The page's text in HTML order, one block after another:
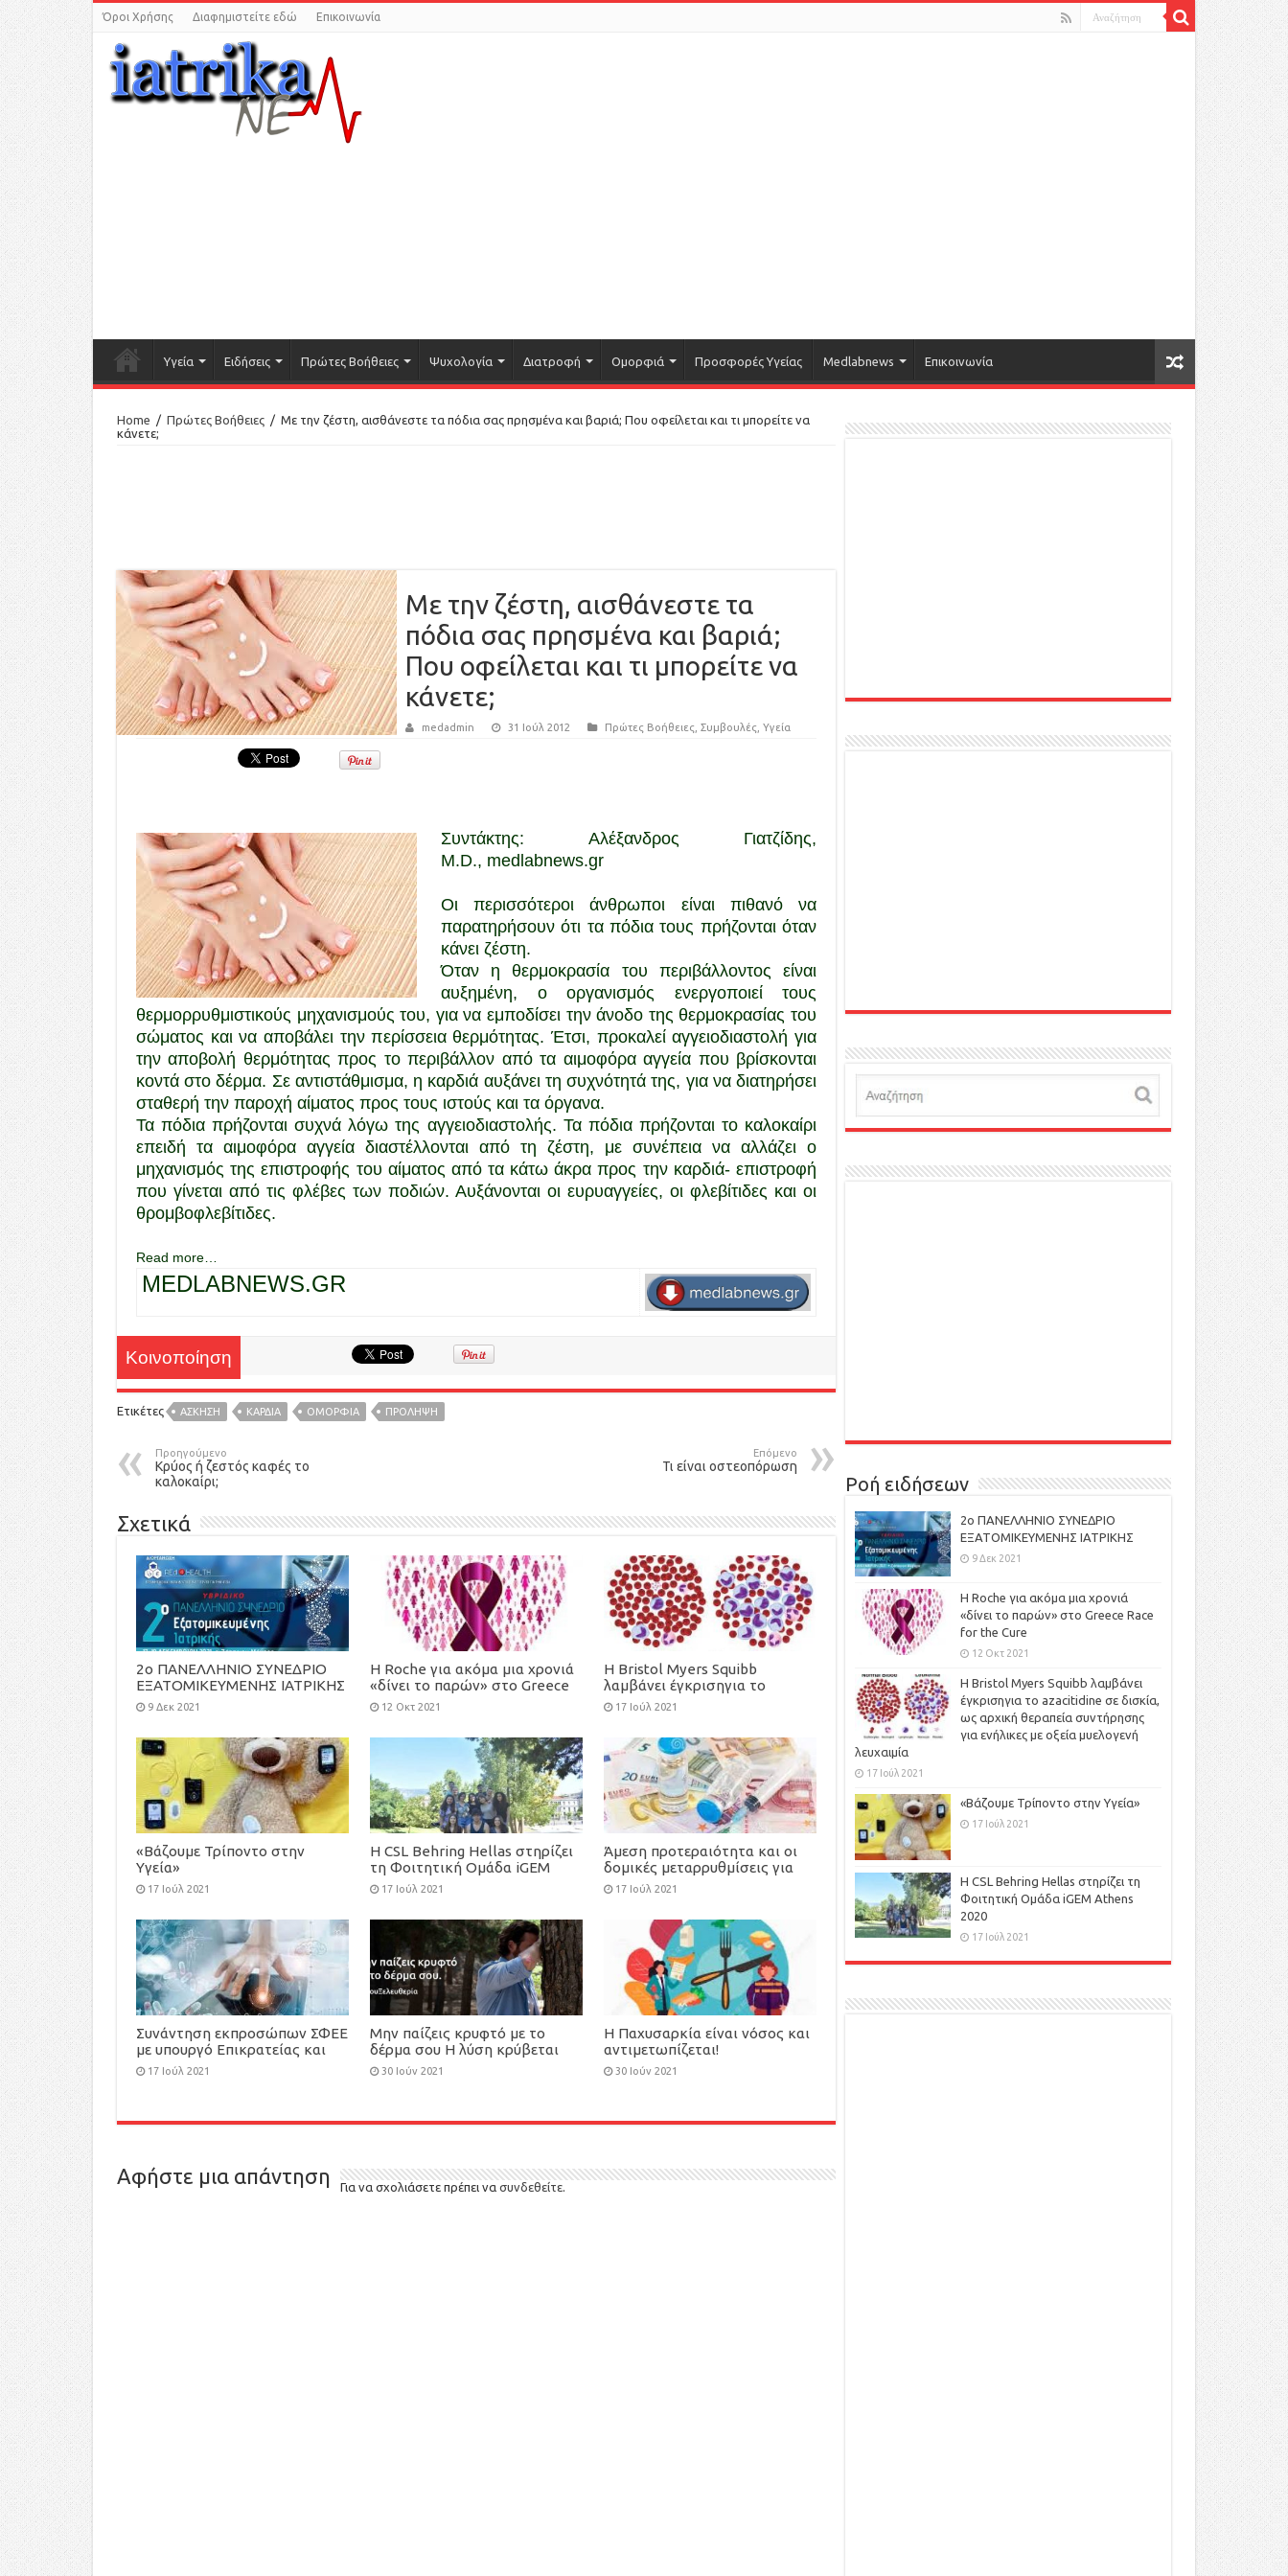
Όροι Χρήσης Διαφημιστείτε εδώ Επικοινωνία
Υγεία Ειδήσεις Πρώτες Βοήθειες Ψυχολογία Διατροφή Ομορφιά Προσφορές Υγείας Medlabnews Επικοινωνία
Home / Πρώτες Βοήθειες / Με την ζέστη, αισθάνεστε τα πόδια σας πρησμένα και βαριά; Που οφείλεται και τι μπορείτε να
κάνετε;
Με την ζέστη, αισθάνεστε τα
πόδια σας πρησμένα και βαριά;
Που οφείλεται και τι μπορείτε να
κάνετε;
medadmin 31 Ιούλ 2012 Πρώτες Βοήθειες Συμβουλές Υγεία
Συντάκτης: Aλέξανδρος Γιατζίδης,
M.D., medlabnews.gr
Οι περισσότεροι άνθρωποι είναι πιθανό να
παρατηρήσουν ότι τα πόδια τους πρήζονται όταν
κάνει ζέστη.
Όταν η θερμοκρασία του περιβάλλοντος είναι
αυξημένη, ο οργανισμός ενεργοποιεί τους
θερμορρυθμιστικούς μηχανισμούς του, για να εμποδίσει την άνοδο της θερμοκρασίας του
σώματος και να αποβάλει την περίσσεια θερμότητας. Έτσι, προκαλεί αγγειοδιαστολή για
την αποβολή θερμότητας προς το περιβάλλον από τα αιμοφόρα αγγεία που βρίσκονται
κοντά στο δέρμα. Σε αντιστάθμισμα, η καρδιά αυξάνει τη συχνότητά της, για να διατηρήσει
σταθερή την παροχή αίματος προς τους ιστούς και τα όργανα.
Τα πόδια πρήζονται συχνά λόγω της αγγειοδιαστολής. Τα πόδια πρήζονται το καλοκαίρι
επειδή τα αιμοφόρα αγγεία διαστέλλονται από τη ζέστη, με συνέπεια να αλλάζει ο
μηχανισμός της επιστροφής του αίματος από τα κάτω άκρα προς την καρδιά- επιστροφή
που γίνεται από τις φλέβες των ποδιών. Αυξάνονται οι ευρυαγγείες, οι φλεβίτιδες και οι
θρομβοφλεβίτιδες.
Read more…
MEDLABNEWS.GR
Κοινοποίηση
Ετικέτες ΑΣΚΗΣΗ ΚΑΡΔΙΑ ΟΜΟΡΦΙΑ ΠΡΟΛΗΨΗ
Προηγούμενο
Κρύος ή ζεστός καφές το
καλοκαίρι;
Επόμενο
Τι είναι οστεοπόρωση
Σχετικά
2ο ΠΑΝΕΛΛΗΝΙΟ ΣΥΝΕΔΡΙΟ
ΕΞΑΤΟΜΙΚΕΥΜΕΝΗΣ ΙΑΤΡΙΚΗΣ
9 Δεκ 2021
H Roche για ακόμα μια χρονιά
«δίνει το παρών» στο Greece
Race for the Cure
12 Οκτ 2021
Η Bristol Myers Squibb
λαμβάνει έγκρισηγια το
azacitidine σε δισκία, ως
για ενήλικες με οξεία
μυελογενή λευχαιμία
17 Ιούλ 2021
«Βάζουμε Τρίποντο στην
Υγεία»
17 Ιούλ 2021
H CSL Behring Hellas στηρίζει
τη Φοιτητική Ομάδα iGEM
Athens 2020
17 Ιούλ 2021
Άμεση προτεραιότητα και οι
δομικές μεταρρυθμίσεις για
τον περιορισμό της
17 Ιούλ 2021
Συνάντηση εκπροσώπων ΣΦΕΕ
με υπουργό Επικρατείας και
Ψηφιακής Διακυβέρνησης, κ.
17 Ιούλ 2021
Μην παίζεις κρυφτό με το
δέρμα σου Η λύση κρύβεται
μπροστά σου.
30 Ιούν 2021
Η Παχυσαρκία είναι νόσος και
αντιμετωπίζεται!
30 Ιούν 2021
Αφήστε μια απάντηση Για να σχολιάσετε πρέπει να συνδεθείτε
Ροή ειδήσεων
2ο ΠΑΝΕΛΛΗΝΙΟ ΣΥΝΕΔΡΙΟ
ΕΞΑΤΟΜΙΚΕΥΜΕΝΗΣ ΙΑΤΡΙΚΗΣ
9 Δεκ 2021
H Roche για ακόμα μια χρονιά
«δίνει το παρών» στο Greece Race
for the Cure
12 Οκτ 2021
Η Bristol Myers Squibb λαμβάνει
έγκρισηγια το azacitidine σε δισκία,
ως αρχική θεραπεία συντήρησης
για ενήλικες με οξεία μυελογενή
λευχαιμία
17 Ιούλ 2021
«Βάζουμε Τρίποντο στην Υγεία»
17 Ιούλ 2021
H CSL Behring Hellas στηρίζει τη
Φοιτητική Ομάδα iGEM Athens
2020
17 Ιούλ 2021